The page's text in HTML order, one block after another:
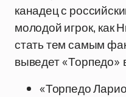
канадец с
молодой игрок, как
стать тем самым
выведет «Торпедо»
«Торпедо